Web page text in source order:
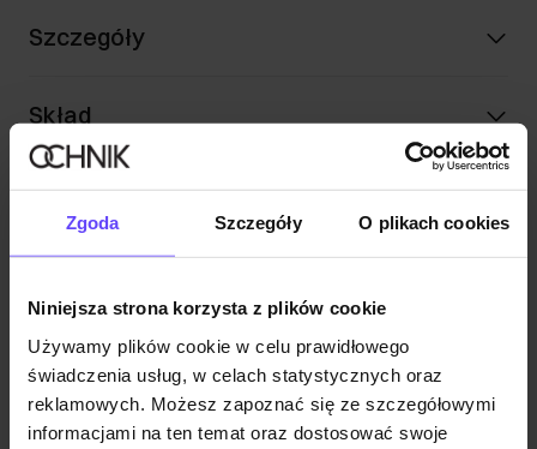
Zgoda Szczegóły O plikach cookies
Niniejsza strona korzysta z plików cookie
Używamy plików cookie w celu prawidłowego
świadczenia usług, w celach statystycznych oraz
reklamowych. Możesz zapoznać się ze szczegółowymi
informacjami na ten temat oraz dostosować swoje
Szczegóły
Skład
Opinie
Kremowa marynarka damska z wełną
ZAKDT-0045-0B(W26)
159,90 zł
- najniższa cena z 30 dni przed
obniżką